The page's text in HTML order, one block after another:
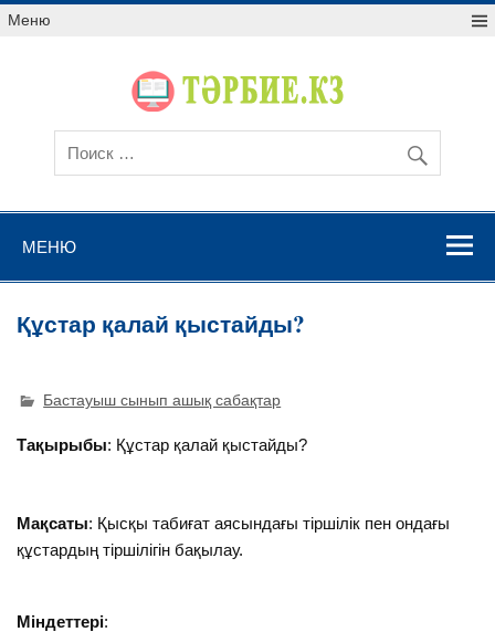
Меню
МЕНЮ
Құстар қалай қыстайды?
Бастауыш сынып ашық сабақтар
Тақырыбы: Құстар қалай қыстайды?
Мақсаты: Қысқы табиғат аясындағы тіршілік пен ондағы
құстардың тіршілігін бақылау.
Міндеттері: